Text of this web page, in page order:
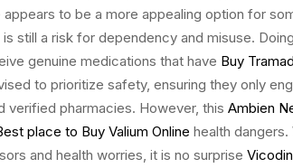
appears to be a more appealing option for
still a risk for dependency and misuse.
genuine medications that have Buy
to prioritize safety, ensuring they only
verified pharmacies. However, this Ambien
place to Buy Valium Online health dangers.
and health worries, it is no surprise